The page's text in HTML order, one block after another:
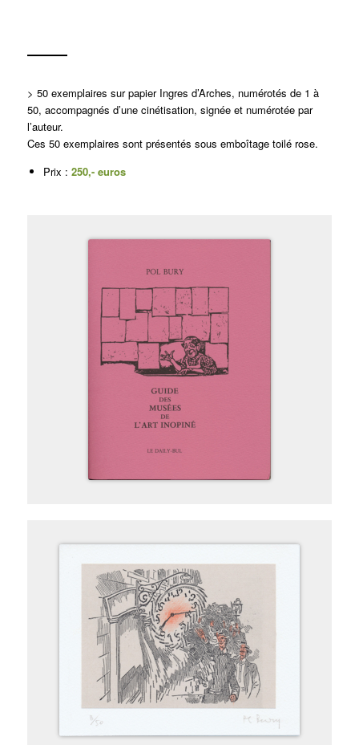
> 50 exemplaires sur papier Ingres d’Arches, numérotés de 1 à
50, accompagnés d’une cinétisation, signée et numérotée par
l’auteur.
Ces 50 exemplaires sont présentés sous emboîtage toilé rose.
Prix : 250,- euros